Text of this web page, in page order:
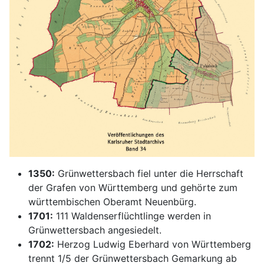
1350: Grünwettersbach fiel unter die Herrschaft
der Grafen von Württemberg und gehörte zum
württembischen Oberamt Neuenbürg.
1701: 111 Waldenserflüchtlinge werden in
Grünwettersbach angesiedelt.
1702: Herzog Ludwig Eberhard von Württemberg
trennt 1/5 der Grünwettersbach Gemarkung ab